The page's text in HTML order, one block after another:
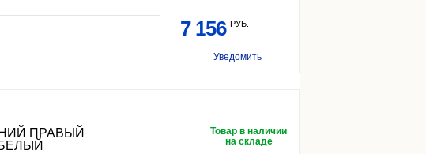
7 156 РУБ.
Уведомить
ПРАВЫЙ
Товар в наличии
на складе